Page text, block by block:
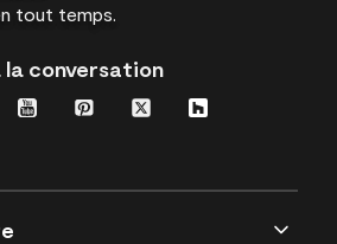
tout temps.
la conversation